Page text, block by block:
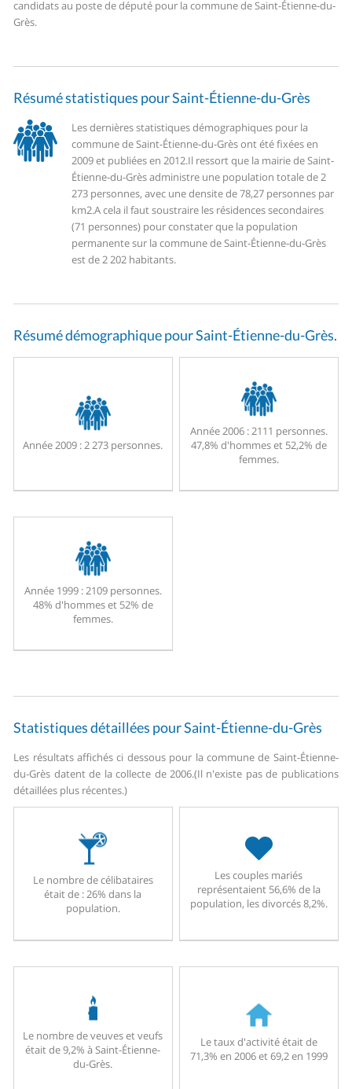
candidats au poste de député pour la commune de Saint-Étienne-du-
Grès.
Résumé statistiques pour Saint-Étienne-du-Grès
Les dernières statistiques démographiques pour la
commune de Saint-Étienne-du-Grès ont été fixées en
2009 et publiées en 2012.Il ressort que la mairie de Saint-
Étienne-du-Grès administre une population totale de 2
273 personnes, avec une densite de 78,27 personnes par
km2.A cela il faut soustraire les résidences secondaires
(71 personnes) pour constater que la population
permanente sur la commune de Saint-Étienne-du-Grès
est de 2 202 habitants.
Résumé démographique pour Saint-Étienne-du-Grès.
Année 2009 :2 273 personnes.
Année 2006 :2111 personnes.
47,8% d'hommes et 52,2% de
femmes.
Année 1999 :2109 personnes.
48% d'hommes et 52% de
femmes.
Statistiques détaillées pour Saint-Étienne-du-Grès
Les résultats affichés ci dessous pour la commune de Saint-Étienne-
du-Grès datent de la collecte de 2006.(Il n'existe pas de publications
détaillées plus récentes.)
Le nombre de célibataires
était de : 26% dans la
population.
Les couples mariés
représentaient 56,6% de la
population, les divorcés 8,2%.
Le nombre de veuves et veufs
était de 9,2% à Saint-Étienne-
du-Grès.
Le taux d'activité était de
71,3% en 2006 et 69,2 en 1999